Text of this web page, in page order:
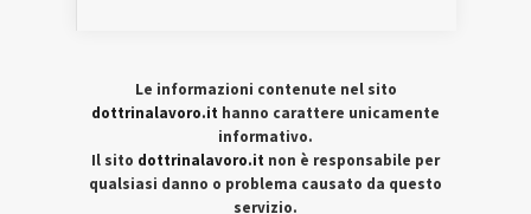
Le informazioni contenute nel sito
dottrinalavoro.it hanno carattere unicamente
informativo.
Il sito dottrinalavoro.it non è responsabile per
qualsiasi danno o problema causato da questo
servizio.